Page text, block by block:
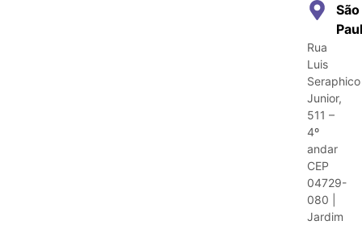
São
Rua
Luis
Seraphico
Junior,
511 –
4º
andar
CEP
04729-
080 |
Jardim